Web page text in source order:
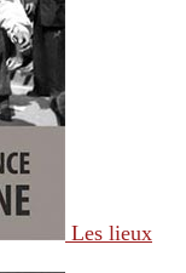
Les lieux